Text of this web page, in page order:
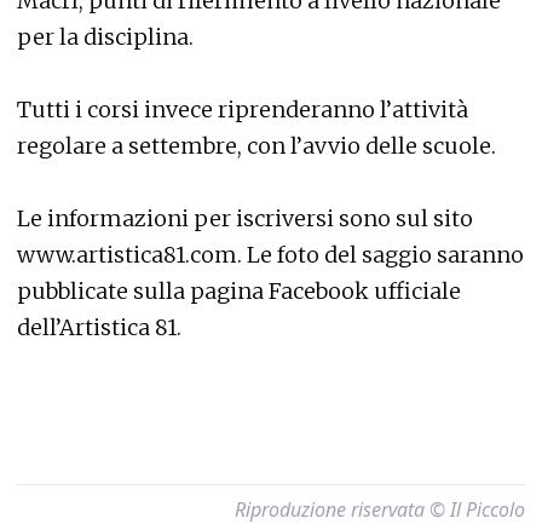
per la disciplina.
Tutti i corsi invece riprenderanno l’attività
regolare a settembre, con l’avvio delle scuole.
Le informazioni per iscriversi sono sul sito
www.artistica81.com. Le foto del saggio saranno
pubblicate sulla pagina Facebook ufficiale
dell’Artistica 81.
Riproduzione riservata © Il Piccolo